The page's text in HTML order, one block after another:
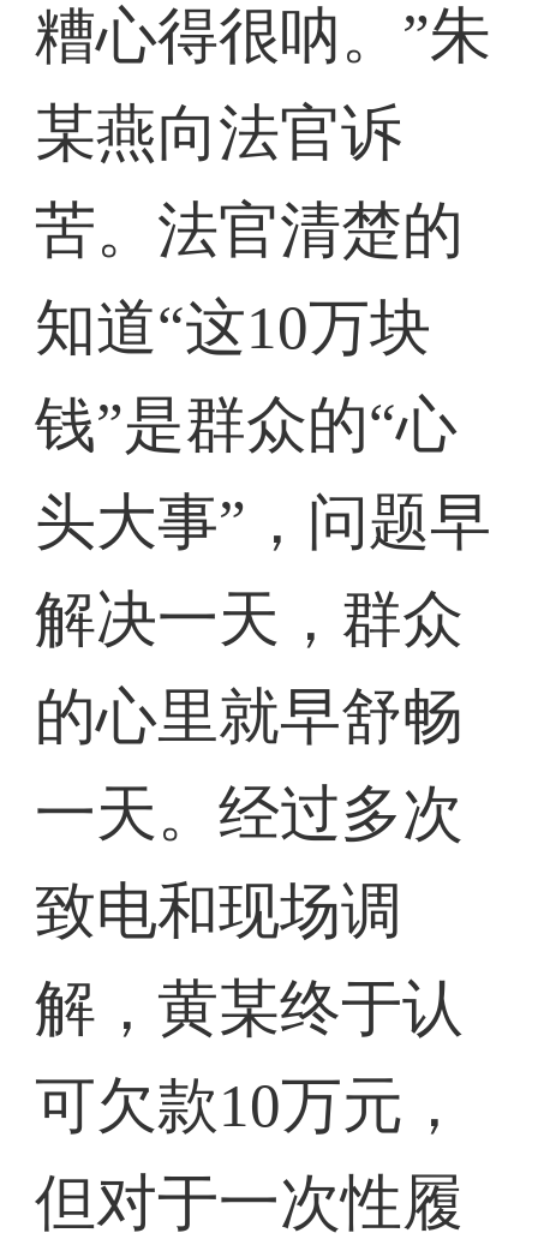
糟心得很呐。”朱
某燕向法官诉
苦。法官清楚的
知道“这10万块
钱”是群众的“心
头大事”，问题早
解决一天，群众
的心里就早舒畅
一天。经过多次
致电和现场调
解，黄某终于认
可欠款10万元，
但对于一次性履